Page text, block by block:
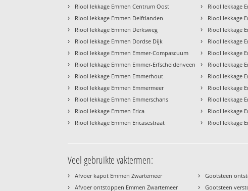
› Riool lekkage Emmen Centrum Oost
› Riool lekkage Emmen Delftlanden
› Riool lekkage Emmen Derksweg
› Riool lekkage Emmen Dordse Dijk
› Riool lekkage Emmen Emmer-Compascuum
› Riool lekkage Emmen Emmer-Erfscheidenveen
› Riool lekkage Emmen Emmerhout
› Riool lekkage Emmen Emmermeer
› Riool lekkage Emmen Emmerschans
› Riool lekkage Emmen Erica
› Riool lekkage Emmen Ericasestraat
› Riool lekkage
› Riool lekkage
› Riool lekkage
› Riool lekkage
› Riool lekkage
› Riool lekkage
› Riool lekkage
› Riool lekkage
› Riool lekkage
› Riool lekkage
› Riool lekkage
Veel gebruikte vaktermen:
› Afvoer kapot Emmen Zwartemeer
› Afvoer ontstoppen Emmen Zwartemeer
› Gootsteen
› Gootsteen